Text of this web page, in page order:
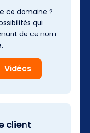
ce domaine ?
qui
de ce nom
Vidéos
client